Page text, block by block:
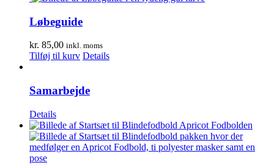
Løbeguide
kr. 85,00 inkl. moms
Tilføj til kurv Details
Samarbejde
Details